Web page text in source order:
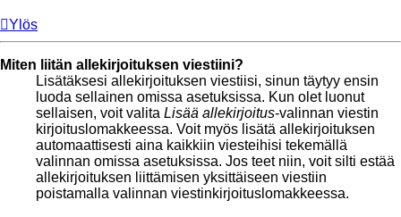
Ylös
Miten liitän allekirjoituksen viestiini?
Lisätäksesi allekirjoituksen viestiisi, sinun täytyy ensin
luoda sellainen omissa asetuksissa. Kun olet luonut
sellaisen, voit valita Lisää allekirjoitus-valinnan viestin
kirjoituslomakkeessa. Voit myös lisätä allekirjoituksen
automaattisesti aina kaikkiin viesteihisi tekemällä
valinnan omissa asetuksissa. Jos teet niin, voit silti estää
allekirjoituksen liittämisen yksittäiseen viestiin
poistamalla valinnan viestinkirjoituslomakkeessa.